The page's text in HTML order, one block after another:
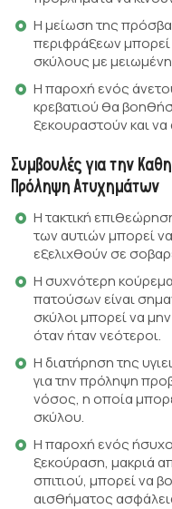
Η μείωση της
περιφράξεων μπορεί
σκύλους με
Η παροχή ενός
κρεβατιού θα
ξεκουραστούν και
Συμβουλές για την
Πρόληψη Ατυχημάτων
Η τακτική
των αυτιών μπορεί
εξελιχθούν σε
Η συχνότερη
πατούσων είναι
σκύλοι μπορεί να
όταν ήταν νεότεροι.
Η διατήρηση της
για την πρόληψη
νόσος, η οποία
σκύλου.
Η παροχή ενός
ξεκούραση, μακριά
σπιτιού, μπορεί να
αισθήματος